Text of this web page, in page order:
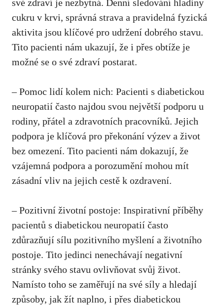
své zdraví ⁢je nezbytná. Denní sledování ​hladiny
cukru ⁤v krvi, správná strava a pravidelná​ fyzická
aktivita jsou klíčové pro udržení dobrého stavu.
Tito pacienti nám ukazují, že i přes obtíže‌ je
možné se o ​své ⁣zdraví ‌postarat.
– Pomoc lidí kolem⁤ nich:⁢ Pacienti ​s ⁢diabetickou
neuropatií⁢ často najdou svou největší podporu u
rodiny, přátel a zdravotních​ pracovníků.‌ Jejich
podpora je klíčová ‍pro⁣ překonání výzev a‌ život⁣
bez omezení. Tito pacienti‍ nám dokazují, že
vzájemná podpora a ⁢porozumění mohou mít
zásadní vliv na⁤ jejich cestě k ozdravení.
– Pozitivní životní‌ postoje: ⁢Inspirativní příběhy
⁤pacientů s diabetickou neuropatií často
zdůrazňují sílu pozitivního myšlení a životního
postoje. Tito jedinci nenechávají negativní
stránky svého stavu ovlivňovat ‍svůj život.
Namísto toho se ​zaměřují‌ na své síly ⁤a hledají
⁤způsoby, ​jak žít naplno, i přes diabetickou